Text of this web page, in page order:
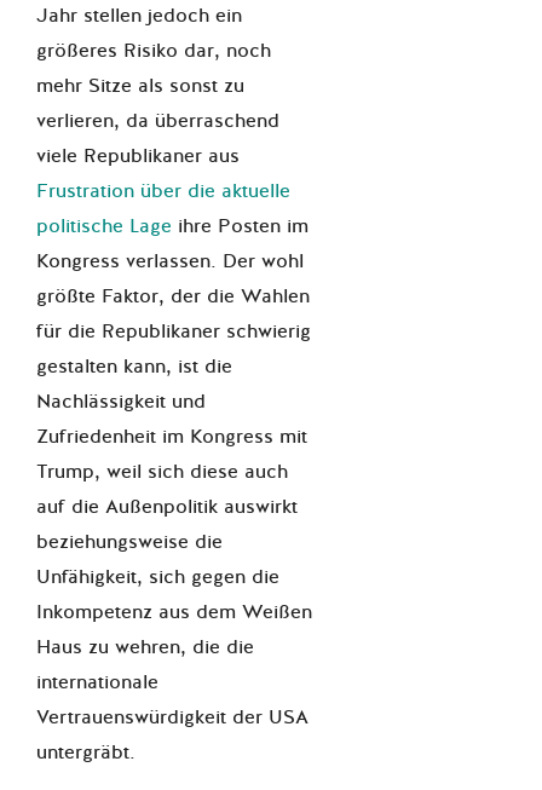
Jahr stellen jedoch ein
größeres Risiko dar, noch
mehr Sitze als sonst zu
verlieren, da überraschend
viele Republikaner aus
Frustration über die aktuelle
politische Lage ihre Posten im
Kongress verlassen. Der wohl
größte Faktor, der die Wahlen
für die Republikaner schwierig
gestalten kann, ist die
Nachlässigkeit und
Zufriedenheit im Kongress mit
Trump, weil sich diese auch
auf die Außenpolitik auswirkt
beziehungsweise die
Unfähigkeit, sich gegen die
Inkompetenz aus dem Weißen
Haus zu wehren, die die
internationale
Vertrauenswürdigkeit der USA
untergräbt.